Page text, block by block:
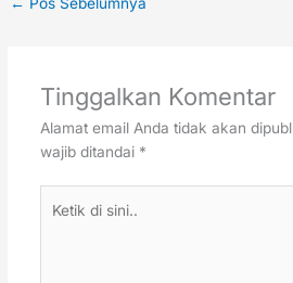
Tinggalkan Komentar
Alamat email Anda tidak akan
wajib ditandai *